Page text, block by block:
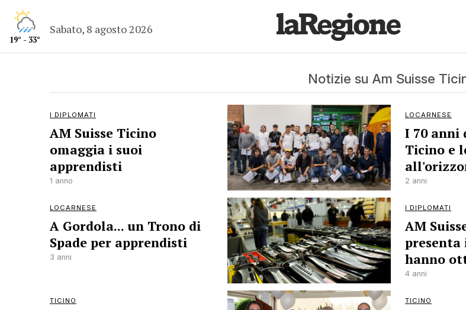
19° - 33°
Sabato, 8 agosto 2026
Notizie su Am Suisse
I DIPLOMATI
AM Suisse Ticino
omaggia i suoi
apprendisti
1 anno
LOCARNESE
I 70 anni
Ticino e
2 anni
LOCARNESE
A Gordola... un Trono di
Spade per apprendisti
3 anni
I DIPLOMATI
AM
presenta
hanno
4 anni
TICINO TICINO